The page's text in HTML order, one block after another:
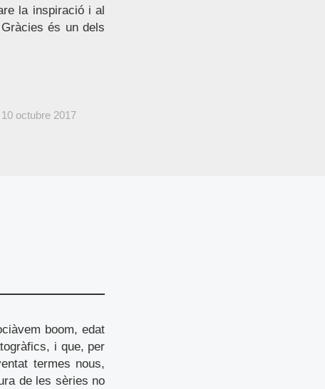
la inspiració i al
és un dels
10 octubre 2017
boom, edat
i que, per
termes nous,
de les sèries no